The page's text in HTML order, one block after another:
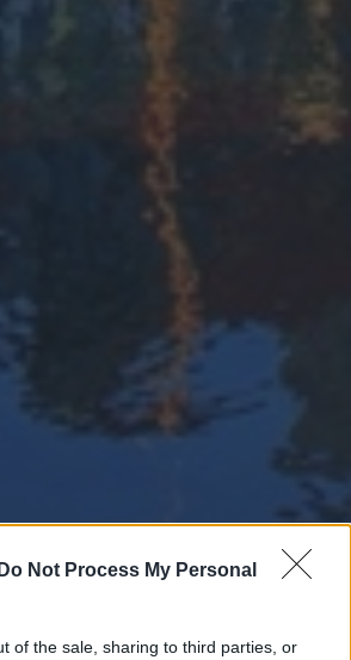
Do Not Process My Personal
of the sale, sharing to third parties, or